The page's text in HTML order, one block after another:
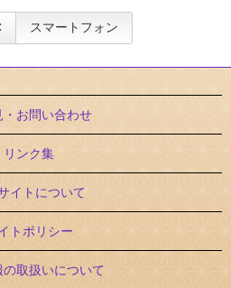
スマートフォン
・お問い合わせ
リンク集
イトについて
トポリシー
の取扱いについて